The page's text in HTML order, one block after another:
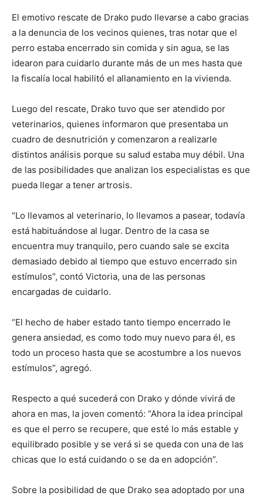
El emotivo rescate de Drako pudo llevarse a cabo gracias
a la denuncia de los vecinos quienes, tras notar que el
perro estaba encerrado sin comida y sin agua, se las
idearon para cuidarlo durante más de un mes hasta que
la fiscalía local habilitó el allanamiento en la vivienda.
Luego del rescate, Drako tuvo que ser atendido por
veterinarios, quienes informaron que presentaba un
cuadro de desnutrición y comenzaron a realizarle
distintos análisis porque su salud estaba muy débil. Una
de las posibilidades que analizan los especialistas es que
pueda llegar a tener artrosis.
“Lo llevamos al veterinario, lo llevamos a pasear, todavía
está habituándose al lugar. Dentro de la casa se
encuentra muy tranquilo, pero cuando sale se excita
demasiado debido al tiempo que estuvo encerrado sin
estímulos”, contó Victoria, una de las personas
encargadas de cuidarlo.
“El hecho de haber estado tanto tiempo encerrado le
genera ansiedad, es como todo muy nuevo para él, es
todo un proceso hasta que se acostumbre a los nuevos
estímulos”, agregó.
Respecto a qué sucederá con Drako y dónde vivirá de
ahora en mas, la joven comentó: “Ahora la idea principal
es que el perro se recupere, que esté lo más estable y
equilibrado posible y se verá si se queda con una de las
chicas que lo está cuidando o se da en adopción”.
Sobre la posibilidad de que Drako sea adoptado por una